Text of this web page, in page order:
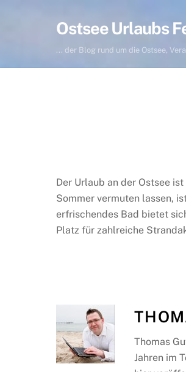
Ostsee Urlaubs
... der Blog rund um die Ostsee,
Der Urlaub an der Ostsee
Sommer vermuten lassen,
erfrischendes Bad bietet
Platz für zahlreiche
Thomas
Jahren im